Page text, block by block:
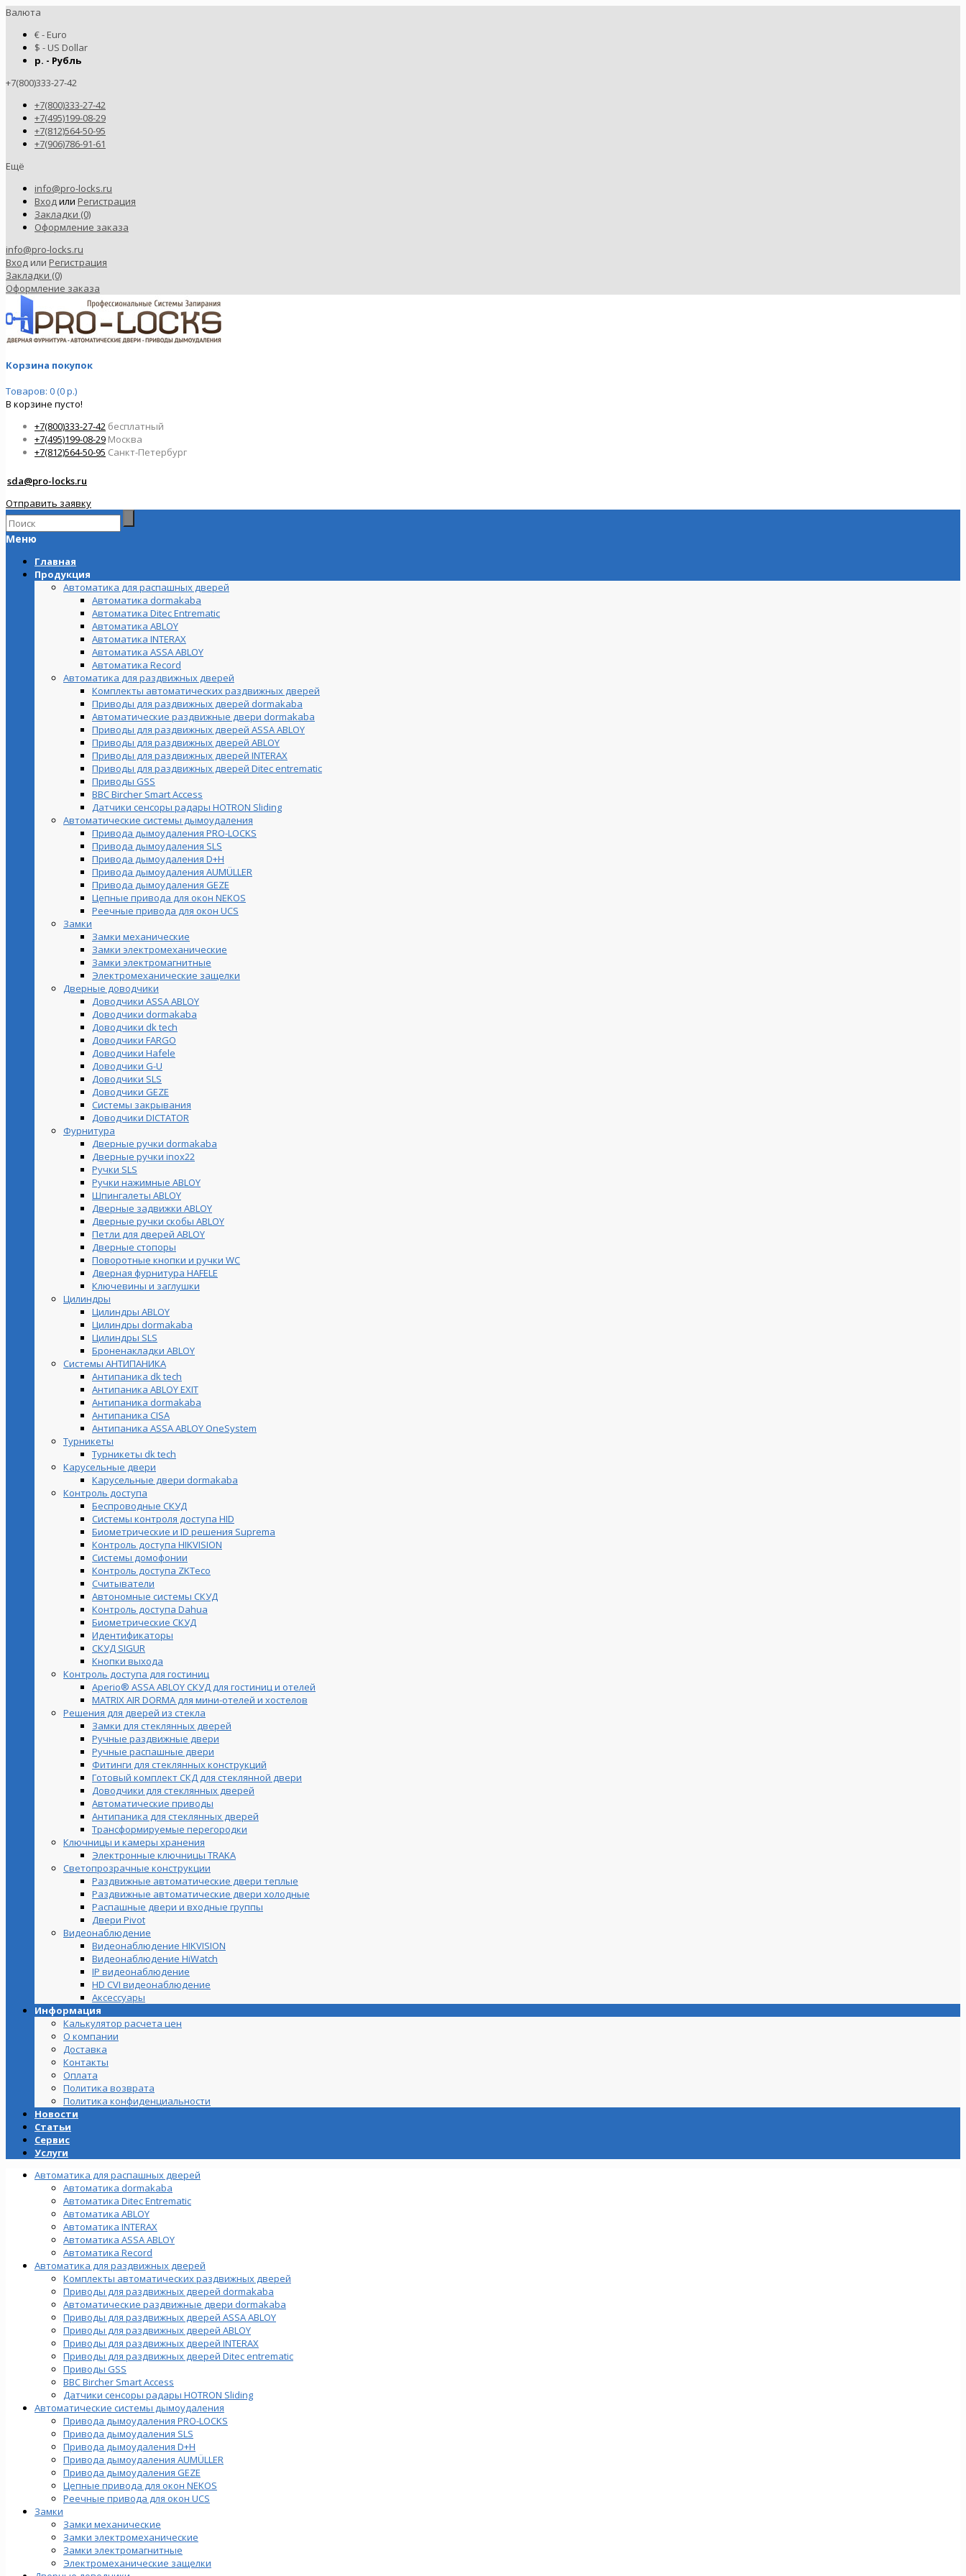
Валюта
€ - Euro
$ - US Dollar
р. - Рубль
+7(800)333-27-42
+7(800)333-27-42
+7(495)199-08-29
+7(812)564-50-95
+7(906)786-91-61
Ещё
info@pro-locks.ru
Входили Регистрация
Закладки (0)
Оформление заказа
info@pro-locks.ru
Вход или Регистрация
Закладки (0)
Оформление заказа
Корзина покупок
Товаров: 0 (0 р.)
В корзине пусто!
+7(800)333-27-42 бесплатный
+7(495)199-08-29 Москва
+7(812)564-50-95 Санкт-Петербург
sda@pro-locks.ru
Отправить заявку
Меню
Главная
Продукция
Автоматика для распашных дверей
Автоматика dormakaba
Автоматика Ditec Entrematic
Автоматика ABLOY
Автоматика INTERAX
Автоматика ASSA ABLOY
Автоматика Record
Автоматика для раздвижных дверей
Комплекты автоматических раздвижных дверей
Приводы для раздвижных дверей dormakaba
Автоматические раздвижные двери dormakaba
Приводы для раздвижных дверей ASSA ABLOY
Приводы для раздвижных дверей ABLOY
Приводы для раздвижных дверей INTERAX
Приводы для раздвижных дверей Ditec entrematic
Приводы GSS
BBC Bircher Smart Access
Датчики сенсоры радары HOTRON Sliding
Автоматические системы дымоудаления
Привода дымоудаления PRO-LOCKS
Привода дымоудаления SLS
Привода дымоудаления D+H
Привода дымоудаления AUMÜLLER
Привода дымоудаления GEZE
Цепные привода для окон NEKOS
Реечные привода для окон UСS
Замки
Замки механические
Замки электромеханические
Замки электромагнитные
Электромеханические защелки
Дверные доводчики
Доводчики ASSA ABLOY
Доводчики dormakaba
Доводчики dk tech
Доводчики FARGO
Доводчики Hafele
Доводчики G-U
Доводчики SLS
Доводчики GEZE
Cистемы закрывания
Доводчики DICTATOR
Фурнитура
Дверные ручки dormakaba
Дверные ручки inox22
Ручки SLS
Ручки нажимные ABLOY
Шпингалеты ABLOY
Дверные задвижки ABLOY
Дверные ручки скобы ABLOY
Петли для дверей ABLOY
Дверные стопоры
Поворотные кнопки и ручки WC
Дверная фурнитура HAFELE
Ключевины и заглушки
Цилиндры
Цилиндры ABLOY
Цилиндры dormakaba
Цилиндры SLS
Броненакладки ABLOY
Системы АНТИПАНИКА
Антипаника dk tech
Антипаника ABLOY EXIT
Антипаника dormakaba
Антипаника СISA
Антипаника ASSA ABLOY OneSystem
Турникеты
Турникеты dk tech
Карусельные двери
Карусельные двери dormakaba
Контроль доступа
Беспроводные СКУД
Системы контроля доступа HID
Биометрические и ID решения Suprema
Контроль доступа HIKVISION
Системы домофонии
Контроль доступа ZKTeco
Считыватели
Автономные системы СКУД
Контроль доступа Dahua
Биометрические СКУД
Идентификаторы
СКУД SIGUR
Кнопки выхода
Контроль доступа для гостиниц
Aperio® ASSA ABLOY СКУД для гостиниц и отелей
MATRIX AIR DORMA для мини-отелей и хостелов
Решения для дверей из стекла
Замки для стеклянных дверей
Ручные раздвижные двери
Ручные распашные двери
Фитинги для стеклянных конструкций
Готовый комплект СКД для стеклянной двери
Доводчики для стеклянных дверей
Автоматические приводы
Антипаника для стеклянных дверей
Трансформируемые перегородки
Ключницы и камеры хранения
Электронные ключницы TRAKA
Светопрозрачные конструкции
Раздвижные автоматические двери теплые
Раздвижные автоматические двери холодные
Распашные двери и входные группы
Двери Pivot
Видеонаблюдение
Видеонаблюдение HIKVISION
Видеонаблюдение HiWatch
IP видеонаблюдение
HD CVI видеонаблюдение
Аксессуары
Информация
Калькулятор расчета цен
О компании
Доставка
Контакты
Оплата
Политика возврата
Политика конфиденциальности
Новости
Статьи
Сервис
Услуги
Автоматика для распашных дверей
Автоматика dormakaba
Автоматика Ditec Entrematic
Автоматика ABLOY
Автоматика INTERAX
Автоматика ASSA ABLOY
Автоматика Record
Автоматика для раздвижных дверей
Комплекты автоматических раздвижных дверей
Приводы для раздвижных дверей dormakaba
Автоматические раздвижные двери dormakaba
Приводы для раздвижных дверей ASSA ABLOY
Приводы для раздвижных дверей ABLOY
Приводы для раздвижных дверей INTERAX
Приводы для раздвижных дверей Ditec entrematic
Приводы GSS
BBC Bircher Smart Access
Датчики сенсоры радары HOTRON Sliding
Автоматические системы дымоудаления
Привода дымоудаления PRO-LOCKS
Привода дымоудаления SLS
Привода дымоудаления D+H
Привода дымоудаления AUMÜLLER
Привода дымоудаления GEZE
Цепные привода для окон NEKOS
Реечные привода для окон UСS
Замки
Замки механические
Замки электромеханические
Замки электромагнитные
Электромеханические защелки